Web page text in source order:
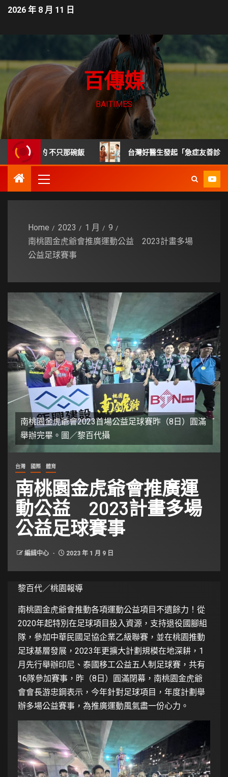
2026 年 8 月 11 日
百傳媒
BAITIMES
管的 不只那碗飯 台灣好醫生發起「急症友善診所」標章
Home 2023 1 月
9
南桃園金虎爺會推廣運動公益 2023計畫多場
公益足球賽事
南桃園金虎爺會2023首場公益足球賽昨（8日）圓滿
舉辦完畢。圖／黎百代攝
台灣 國際 體育
南桃園金虎爺會推廣運
動公益 2023計畫多場
公益足球賽事
編緝中心 2023 年 1 月 9 日
黎百代／桃園報導
南桃園金虎爺會推動各項運動公益項目不遺餘力！從
2020年起特別在足球項目投入資源，支持退役國腳組
隊，參加中華民國足協企業乙級聯賽，並在桃園推動
足球基層發展，2023年更擴大計劃規模在地深耕，1
月先行舉辦印尼、泰國移工公益五人制足球賽，共有
16隊參加賽事，昨（8日）圓滿閉幕，南桃園金虎爺
會會長游忠鋼表示，今年針對足球項目，年度計劃舉
辦多場公益賽事，為推廣運動風氣盡一份心力。